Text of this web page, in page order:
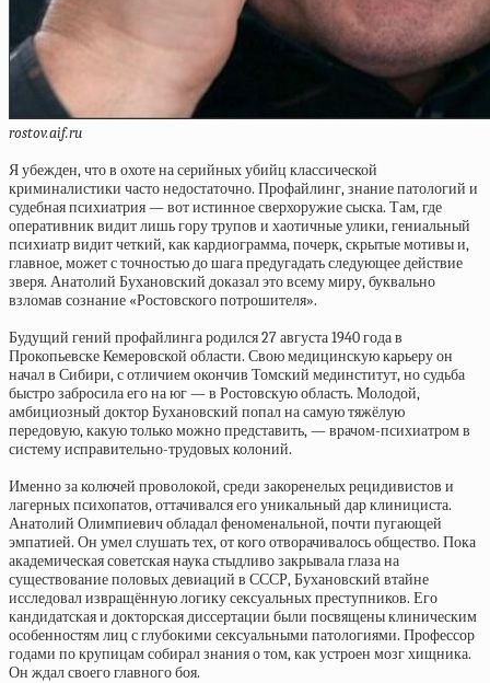
rostov.aif.ru
Я убежден, что в охоте на серийных убийц классической
криминалистики часто недостаточно. Профайлинг, знание патологий и
судебная психиатрия — вот истинное сверхоружие сыска. Там, где
оперативник видит лишь гору трупов и хаотичные улики, гениальный
психиатр видит четкий, как кардиограмма, почерк, скрытые мотивы и,
главное, может с точностью до шага предугадать следующее действие
зверя. Анатолий Бухановский доказал это всему миру, буквально
взломав сознание «Ростовского потрошителя».
Будущий гений профайлинга родился 27 августа 1940 года в
Прокопьевске Кемеровской области. Свою медицинскую карьеру он
начал в Сибири, с отличием окончив Томский мединститут, но судьба
быстро забросила его на юг — в Ростовскую область. Молодой,
амбициозный доктор Бухановский попал на самую тяжёлую
передовую, какую только можно представить, — врачом-психиатром в
систему исправительно-трудовых колоний.
Именно за колючей проволокой, среди закоренелых рецидивистов и
лагерных психопатов, оттачивался его уникальный дар клинициста.
Анатолий Олимпиевич обладал феноменальной, почти пугающей
эмпатией. Он умел слушать тех, от кого отворачивалось общество. Пока
академическая советская наука стыдливо закрывала глаза на
существование половых девиаций в СССР, Бухановский втайне
исследовал извращённую логику сексуальных преступников. Его
кандидатская и докторская диссертации были посвящены клиническим
особенностям лиц с глубокими сексуальными патологиями. Профессор
годами по крупицам собирал знания о том, как устроен мозг хищника.
Он ждал своего главного боя.